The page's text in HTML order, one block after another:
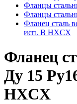
Фланцы
Фланцы
Фланец сталь
исп. B HXCX
Фланец
Ду 15
HXCX